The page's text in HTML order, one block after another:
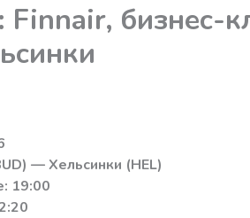
Finnair, бизнес-
— Хельсинки (HEL)
19:00